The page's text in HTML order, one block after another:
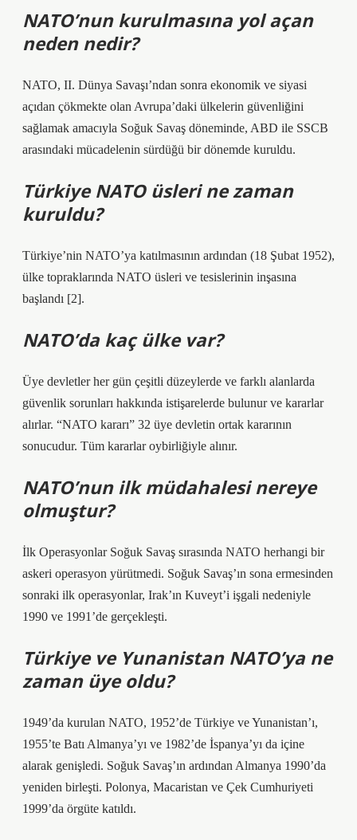
NATO’nun kurulmasına yol açan
neden nedir?
NATO, II. Dünya Savaşı’ndan sonra ekonomik ve siyasi
açıdan çökmekte olan Avrupa’daki ülkelerin güvenliğini
sağlamak amacıyla Soğuk Savaş döneminde, ABD ile SSCB
arasındaki mücadelenin sürdüğü bir dönemde kuruldu.
Türkiye NATO üsleri ne zaman
kuruldu?
Türkiye’nin NATO’ya katılmasının ardından (18 Şubat 1952),
ülke topraklarında NATO üsleri ve tesislerinin inşasına
başlandı [2].
NATO’da kaç ülke var?
Üye devletler her gün çeşitli düzeylerde ve farklı alanlarda
güvenlik sorunları hakkında istişarelerde bulunur ve kararlar
alırlar. “NATO kararı” 32 üye devletin ortak kararının
sonucudur. Tüm kararlar oybirliğiyle alınır.
NATO’nun ilk müdahalesi nereye
olmuştur?
İlk Operasyonlar Soğuk Savaş sırasında NATO herhangi bir
askeri operasyon yürütmedi. Soğuk Savaş’ın sona ermesinden
sonraki ilk operasyonlar, Irak’ın Kuveyt’i işgali nedeniyle
1990 ve 1991’de gerçekleşti.
Türkiye ve Yunanistan NATO’ya ne
zaman üye oldu?
1949’da kurulan NATO, 1952’de Türkiye ve Yunanistan’ı,
1955’te Batı Almanya’yı ve 1982’de İspanya’yı da içine
alarak genişledi. Soğuk Savaş’ın ardından Almanya 1990’da
yeniden birleşti. Polonya, Macaristan ve Çek Cumhuriyeti
1999’da örgüte katıldı.